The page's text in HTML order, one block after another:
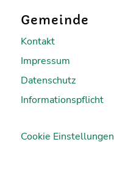
Gemeinde
Kontakt
Impressum
Datenschutz
Informationspflicht
Cookie Einstellungen